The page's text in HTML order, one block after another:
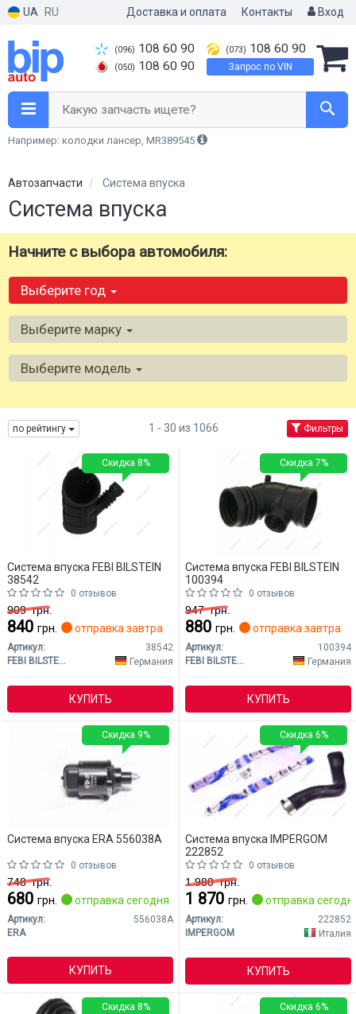
UA RU Доставка и оплата Контакты Вход
(096) 108 60 90
(050) 108 60 90
(073) 108 60 90
Запрос по VIN
Какую запчасть ищете?
Например: колодки лансер, MR389545
Автозапчасти Система впуска
Система впуска
Начните с выбора автомобиля:
Выберите год
Выберите марку
Выберите модель
по рейтингу 1 - 30 из 1066 Фильтры
Система впуска FEBI BILSTEIN
38542
0 отзывов
909грн.
840 грн. отправка завтра
Артикул:
38542
FEBI BILSTEIN
Германия
КУПИТЬ
Скидка 8%
Система впуска FEBI BILSTEIN
100394
0 отзывов
947грн.
880 грн. отправка завтра
Артикул:
100394
FEBI BILSTEIN
Германия
КУПИТЬ
Скидка 7%
Система впуска ERA 556038A
0 отзывов
748грн.
680 грн. отправка сегодня
Артикул:
556038A
ERA
КУПИТЬ
Скидка 9%
Система впуска IMPERGOM
222852
0 отзывов
1 980грн.
1 870 грн. отправка
Артикул:
222852
IMPERGOM
Италия
КУПИТЬ
Скидка 6%
Скидка 8% Скидка 6%